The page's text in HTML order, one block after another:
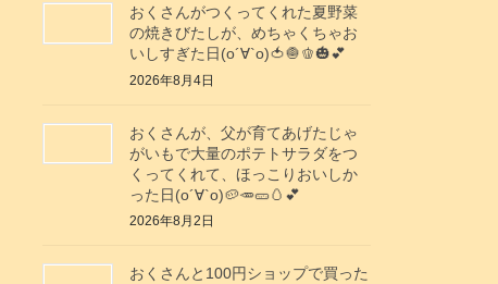
おくさんがつくってくれた夏野菜
の焼きびたしが、めちゃくちゃお
いしすぎた日(о´∀`о)🍅🧅🫑🎃💕
2026年8月4日
おくさんが、父が育てあげたじゃ
がいもで大量のポテトサラダをつ
くってくれて、ほっこりおいしか
った日(о´∀`о)🥔🥕🥒🥚💕
2026年8月2日
おくさんと100円ショップで買った